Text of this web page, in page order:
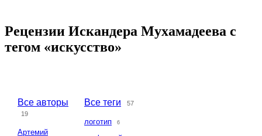
Рецензии Искандера Мухамадеева с
тегом «искусство»
Все авторы
19
Артемий
Все теги 57
логотип 6